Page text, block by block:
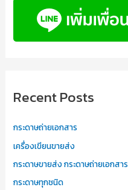
Recent Posts
กระดาษถ่ายเอกสาร
เครื่องเขียนขายส่ง
กระดาษขายส่ง กระดาษถ่ายเอกสาร
กระดาษทุกชนิด